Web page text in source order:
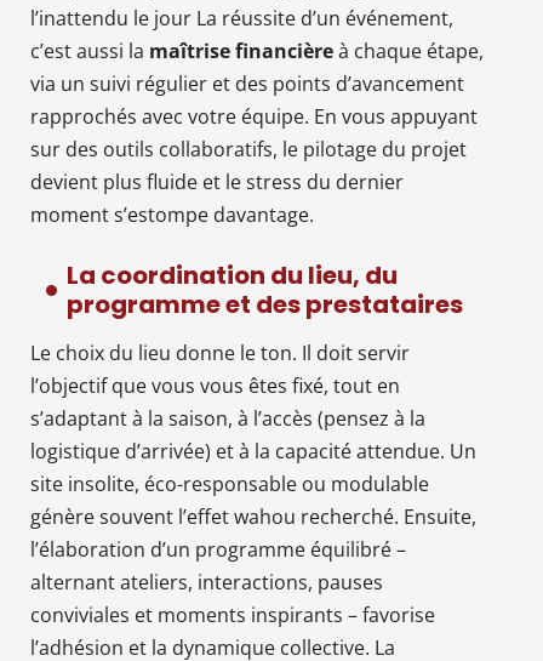
l’inattendu le jour La réussite d’un événement,
c’est aussi la maîtrise financièreà chaque étape,
via un suivi régulier et des points d’avancement
rapprochés avec votre équipe. En vous appuyant
sur des outils collaboratifs, le pilotage du projet
devient plus fluide et le stress du dernier
moment s’estompe davantage.
La coordination du lieu, du
programme et des prestataires
Le choix du lieu donne le ton. Il doit servir
l’objectif que vous vous êtes fixé, tout en
s’adaptant à la saison, à l’accès (pensez à la
logistique d’arrivée) et à la capacité attendue. Un
site insolite, éco-responsable ou modulable
génère souvent l’effet wahou recherché. Ensuite,
l’élaboration d’un programme équilibré –
alternant ateliers, interactions, pauses
conviviales et moments inspirants – favorise
l’adhésion et la dynamique collective. La